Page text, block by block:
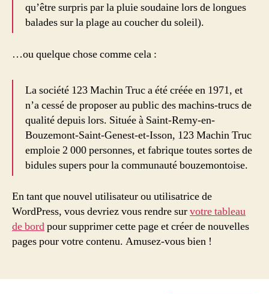
qu’être surpris par la pluie soudaine lors de longues
balades sur la plage au coucher du soleil).
…ou quelque chose comme cela :
La société 123 Machin Truc a été créée en 1971, et
n’a cessé de proposer au public des machins-trucs de
qualité depuis lors. Située à Saint-Remy-en-
Bouzemont-Saint-Genest-et-Isson, 123 Machin Truc
emploie 2 000 personnes, et fabrique toutes sortes de
bidules supers pour la communauté bouzemontoise.
En tant que nouvel utilisateur ou utilisatrice de
WordPress, vous devriez vous rendre survotre tableau
de bordpour supprimer cette page et créer de nouvelles
pages pour votre contenu. Amusez-vous bien !